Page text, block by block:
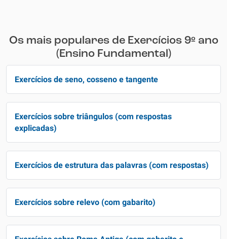
Os mais populares de Exercícios 9º ano
(Ensino Fundamental)
Exercícios de seno, cosseno e tangente
Exercícios sobre triângulos (com respostas
explicadas)
Exercícios de estrutura das palavras (com respostas)
Exercícios sobre relevo (com gabarito)